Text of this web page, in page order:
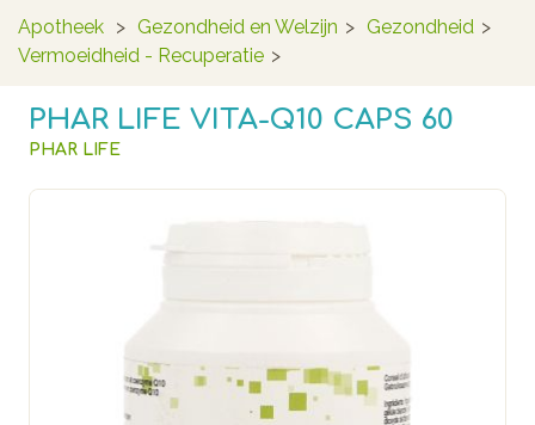
Apotheek > Gezondheid en Welzijn > Gezondheid >
Vermoeidheid - Recuperatie >
PHAR LIFE VITA-Q10 CAPS 60
PHAR LIFE